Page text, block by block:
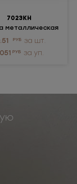
7023КН
металлическая
РУБ за шт.
РУБ за уп.